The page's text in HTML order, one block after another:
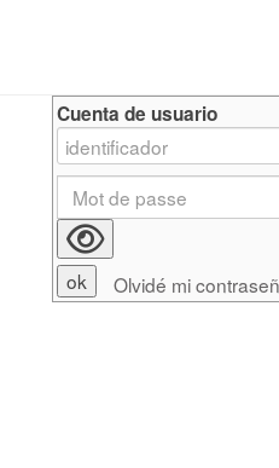
Cuenta de usuario
Olvidé mi